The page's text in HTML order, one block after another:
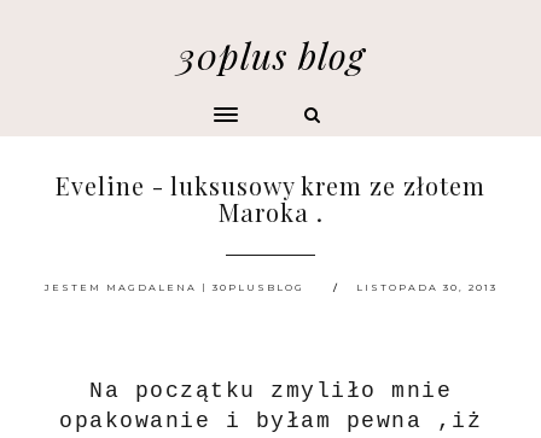
30plus blog
Eveline - luksusowy krem ze złotem
Maroka .
JESTEM MAGDALENA | 30PLUSBLOG LISTOPADA 30, 2013
Na początku zmyliło mnie
opakowanie i byłam pewna ,iż